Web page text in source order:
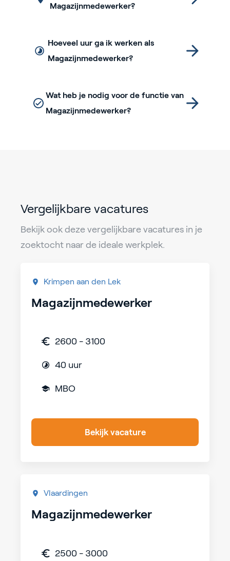
Magazijnmedewerker?
Hoeveel uur ga ik werken als
Magazijnmedewerker?
Wat heb je nodig voor de functie van
Magazijnmedewerker?
Vergelijkbare vacatures
Bekijk ook deze vergelijkbare vacatures in je
zoektocht naar de ideale werkplek.
Krimpen aan den Lek
Magazijnmedewerker
2600 - 3100
40 uur
MBO
Bekijk vacature
Vlaardingen
Magazijnmedewerker
2500 - 3000